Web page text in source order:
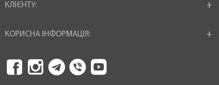
КЛІЄНТУ:
КОРИСНА ІНФОРМАЦІЯ: